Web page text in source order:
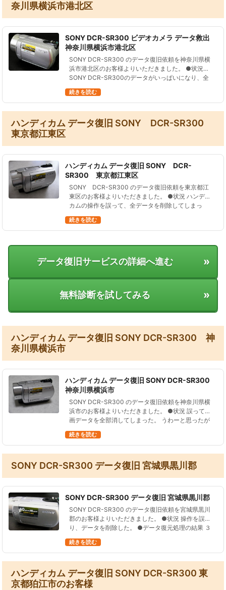
奈川県横浜市港北区
SONY DCR-SR300 ビデオカメラ データ救出
神奈川県横浜市港北区
SONY DCR-SR300 のデータ復旧依頼を神奈川県横
浜市港北区のお客様よりいただきました。 ●状況
SONY DCR-SR300のデータがいっぱいになり、全
分ほど撮影…
続きを読む
ハンディカム データ復旧 SONY DCR-SR300
東京都江東区
ハンディカム データ復旧 SONY DCR-
SR300 東京都江東区
SONY DCR-SR300 のデータ復旧依頼を東京都江
東区のお客様よりいただきました。 ●状況 ハンディ
カムの操作を誤って、全データを削除してしまっ
過去数年分のデータが…
続きを読む
データ復旧サービスの詳細へ進む »
無料診断を試してみる »
ハンディカム データ復旧 SONY DCR-SR300 神
奈川県横浜市
ハンディカム データ復旧 SONY DCR-SR300
神奈川県横浜市
SONY DCR-SR300 のデータ復旧依頼を神奈川県横
浜市のお客様よりいただきました。 ●状況 誤って動
画データを全部消してしまった。 うわーと思ったが
たところ、復旧事…
続きを読む
SONY DCR-SR300 データ復旧 宮城県黒川郡
SONY DCR-SR300 データ復旧 宮城県黒川郡
SONY DCR-SR300 のデータ復旧依頼を宮城県黒川
郡のお客様よりいただきました。 ●状況 操作を誤
り、データを削除した。 ●データ復元処理の結果 ３
時間およそ１０時…
続きを読む
ハンディカム データ復旧 SONY DCR-SR300 東
京都狛江市のお客様